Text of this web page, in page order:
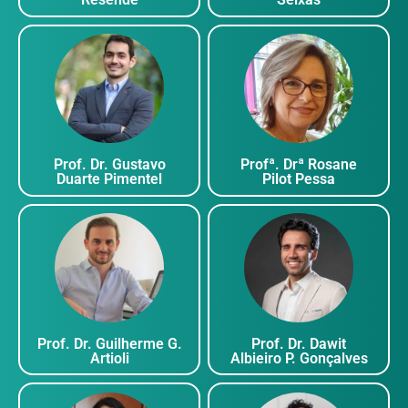
Prof. Dr. Bruno
Gualano
Prof. Dr.